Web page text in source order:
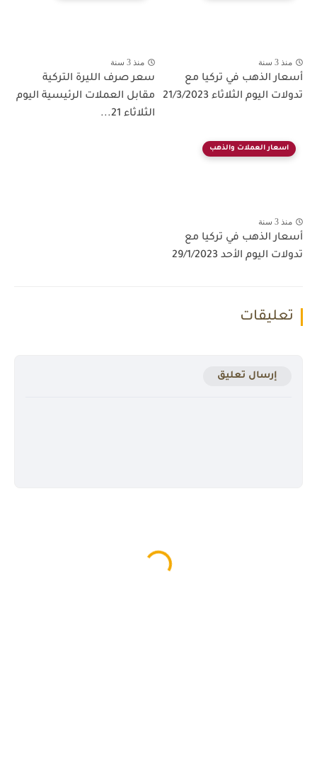
منذ 3 سنة
أسعار الذهب في تركيا مع
تدولات اليوم الثلاثاء 21/3/2023
منذ 3 سنة
سعر صرف الليرة التركية
مقابل العملات الرئيسية اليوم
الثلاثاء 21...
اسعار العملات والذهب
منذ 3 سنة
أسعار الذهب في تركيا مع
تدولات اليوم الأحد 29/1/2023
تعليقات
إرسال تعليق